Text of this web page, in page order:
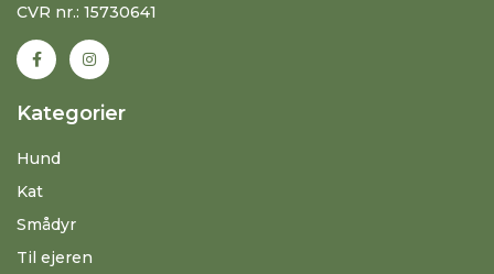
CVR nr.: 15730641
Kategorier
Hund
Kat
Smådyr
Til ejeren